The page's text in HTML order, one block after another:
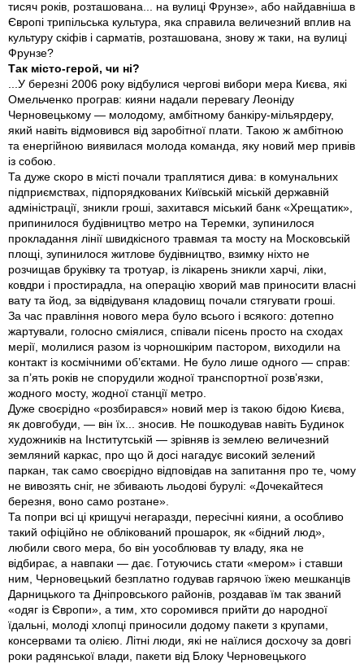
тисяч рокiв, розташована... на вулицi Фрунзе», або найдавнiша в
Європi трипiльська культура, яка справила величезний вплив на
культуру скiфiв i сарматiв, розташована, знову ж таки, на вулицi
Фрунзе?
Так місто-герой, чи ні?
...У березнi 2006 року вiдбулися черговi вибори мера Києва, якi
Омельченко програв: кияни надали перевагу Леонiду
Черновецькому — молодому, амбiтному банкiру-мiльярдеру,
який навiть вiдмовився вiд заробiтної плати. Такою ж амбiтною
та енергiйною виявилася молода команда, яку новий мер привiв
iз собою.
Та дуже скоро в мiстi почали траплятися дива: в комунальних
пiдприємствах, пiдпорядкованих Київськiй мiськiй державнiй
адмiнiстрацiї, зникли грошi, захитався мiський банк «Хрещатик»,
припинилося будiвництво метро на Теремки, зупинилося
прокладання лiнiї швидкiсного травмая та мосту на Московськiй
площi, зупинилося житлове будiвництво, взимку нiхто не
розчищав брукiвку та тротуар, iз лiкарень зникли харчi, лiки,
ковдри i простирадла, на операцiю хворий мав приносити власнi
вату та йод, за вiдвiдуваня кладовищ почали стягувати грошi.
За час правлiння нового мера було всього i всякого: дотепно
жартували, голосно смiялися, спiвали пiсень просто на сходах
мерiї, молилися разом iз чорношкiрим пастором, виходили на
контакт iз космiчними об’єктами. Не було лише одного — справ:
за п’ять рокiв не спорудили жодної транспортної розв’язки,
жодного мосту, жодної станцiї метро.
Дуже своєрiдно «розбирався» новий мер iз такою бiдою Києва,
як довгобуди, — вiн їх... зносив. Не пошкодував навiть Будинок
художникiв на Інститутськiй — зрiвняв iз землею величезний
земляний каркас, про що й досi нагадує високий зелений
паркан, так само своєрiдно вiдповiдав на запитання про те, чому
не вивозять снiг, не збивають льодовi бурулi: «Дочекайтеся
березня, воно само розтане».
Та попри всi цi крищучi негаразди, пересiчнi кияни, а особливо
такий офiцiйно не облiкований прошарок, як «бiдний люд»,
любили свого мера, бо вiн уособлював ту владу, яка не
вiдбирає, а навпаки — дає. Готуючись стати «мером» i ставши
ним, Черновецький безплатно годував гарячою їжею мешканцiв
Дарницького та Днiпровського районiв, роздавав їм так званий
«одяг iз Європи», а тим, хто соромився прийти до народної
їдальнi, молодi хлопцi приносили додому пакети з крупами,
консервами та олiєю. Лiтнi люди, якi не наїлися досхочу за довгi
роки радянської влади, пакети вiд Блоку Черновецького